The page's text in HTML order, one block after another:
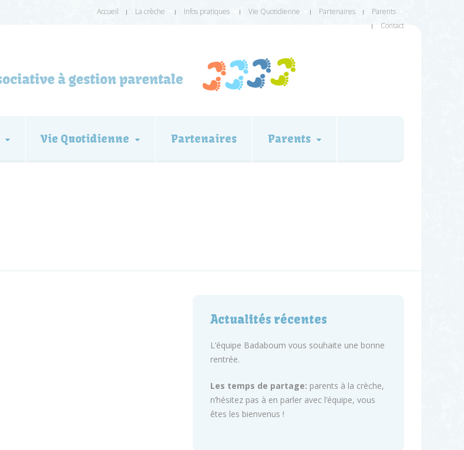
Accueil La crèche Infos pratiques Vie Quotidienne Partenaires
Parents
Contact
Vie Quotidienne Partenaires Parents
Actualités récentes
L’équipe Badaboum vous souhaite une bonne
rentrée.
Les temps de partage: parents à la crèche,
n’hésitez pas à en parler avec l’équipe, vous
êtes les bienvenus !